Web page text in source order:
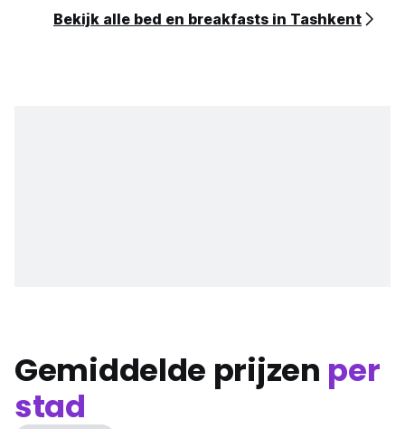
Bekijk alle bed en breakfasts in Tashkent
Gemiddelde prijzen per
stad